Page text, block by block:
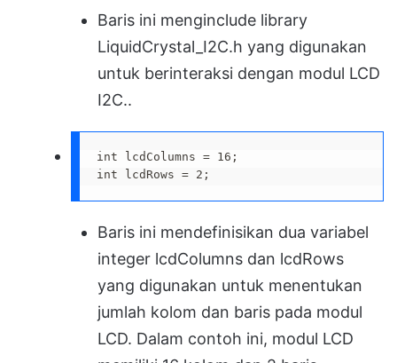
Baris ini menginclude library
LiquidCrystal_I2C.h yang digunakan
untuk berinteraksi dengan modul LCD
I2C..
int lcdColumns = 16;
int lcdRows = 2;
Baris ini mendefinisikan dua variabel
integer lcdColumns dan lcdRows
yang digunakan untuk menentukan
jumlah kolom dan baris pada modul
LCD. Dalam contoh ini, modul LCD